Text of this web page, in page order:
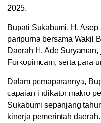
2025.
Bupati Sukabumi, H.
paripurna bersama Wakil
Daerah H. Ade
Forkopimcam, serta para
Dalam pemaparannya,
capaian indikator makro
Sukabumi sepanjang
kinerja pemerintah